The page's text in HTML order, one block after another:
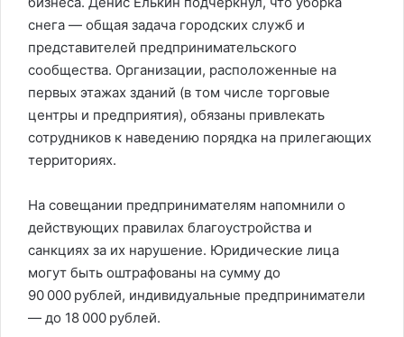
снега — общая задача городских служб и
представителей предпринимательского
сообщества. Организации, расположенные на
первых этажах зданий (в том числе торговые
центры и предприятия), обязаны привлекать
сотрудников к наведению порядка на прилегающих
территориях.
На совещании предпринимателям напомнили о
действующих правилах благоустройства и
санкциях за их нарушение. Юридические лица
могут быть оштрафованы на сумму до
90 000 рублей, индивидуальные предприниматели
— до 18 000 рублей.